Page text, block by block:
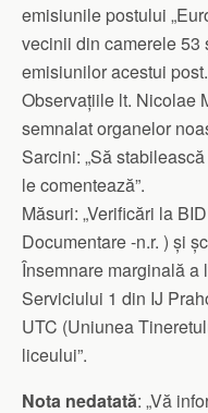
emisiunile postului
vecinii din camerele 53
emisiunilor acestui
Observațiile lt. Nicolae
semnalat organelor
Sarcini: „Să
le comentează”.
Măsuri: „Verificări la
Documentare -n.r. ) și
Însemnare marginală a
Serviciului 1 din IJ
UTC (Uniunea
liceului”.
Nota nedatată: „Vă